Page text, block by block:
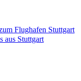
Flughafen Stuttgart
Stuttgart